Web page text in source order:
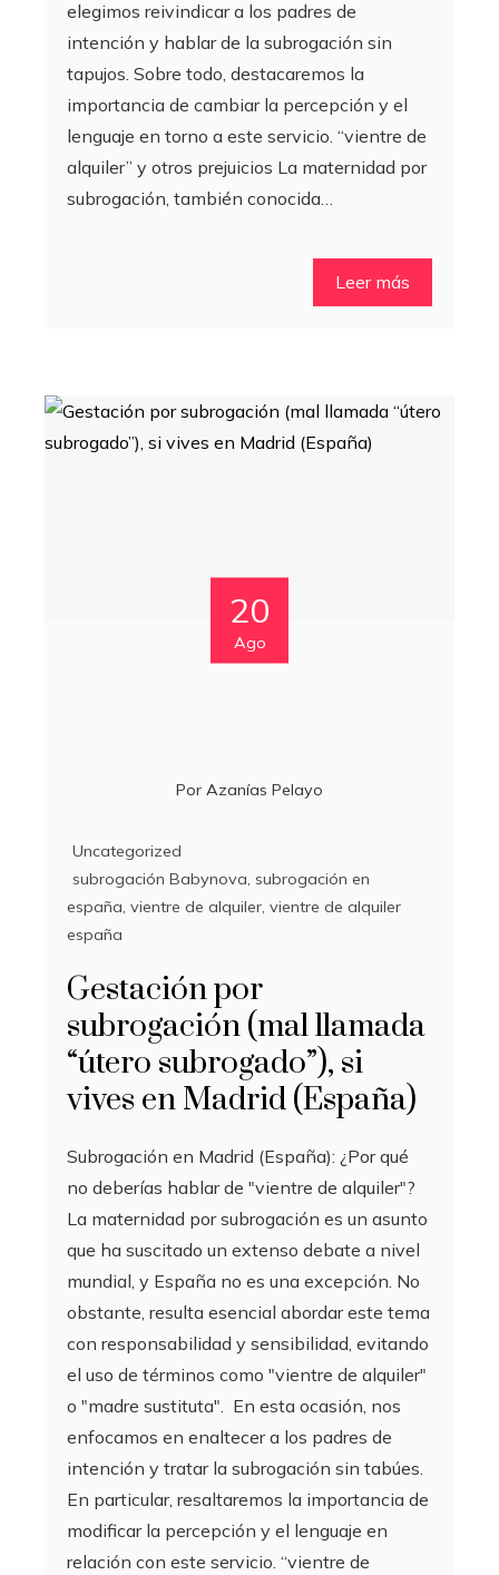
elegimos reivindicar a los padres de
intención y hablar de la subrogación sin
tapujos. Sobre todo, destacaremos la
importancia de cambiar la percepción y el
lenguaje en torno a este servicio. “vientre de
alquiler” y otros prejuicios La maternidad por
subrogación, también conocida…
Leer más
20
Ago
Por Azanías Pelayo
Uncategorized
subrogación Babynova, subrogación en
españa, vientre de alquiler, vientre de alquiler
españa
Gestación por
subrogación (mal llamada
“útero subrogado”), si
vives en Madrid (España)
Subrogación en Madrid (España): ¿Por qué
no deberías hablar de "vientre de alquiler"?
La maternidad por subrogación es un asunto
que ha suscitado un extenso debate a nivel
mundial, y España no es una excepción. No
obstante, resulta esencial abordar este tema
con responsabilidad y sensibilidad, evitando
el uso de términos como "vientre de alquiler"
o "madre sustituta". En esta ocasión, nos
enfocamos en enaltecer a los padres de
intención y tratar la subrogación sin tabúes.
En particular, resaltaremos la importancia de
modificar la percepción y el lenguaje en
relación con este servicio. “vientre de